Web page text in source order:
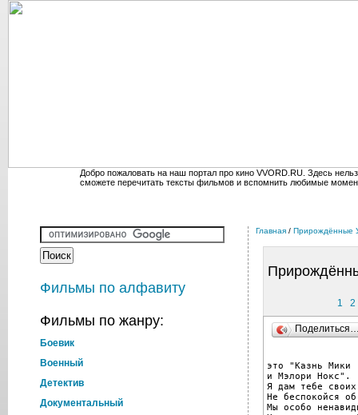
Добро пожаловать на наш портал про кино VVORD.RU. Здесь
сможете перечитать тексты фильмов и вспомнить любимые
Фильмы по алфавиту
Фильмы по жанру:
Боевик
Военный
Детектив
Документальный
Главная / Прирождённые
1 2
это "Казнь Мики
и Мэлори Нокс".
Я дам тебе
Не беспокойся
Мы особо